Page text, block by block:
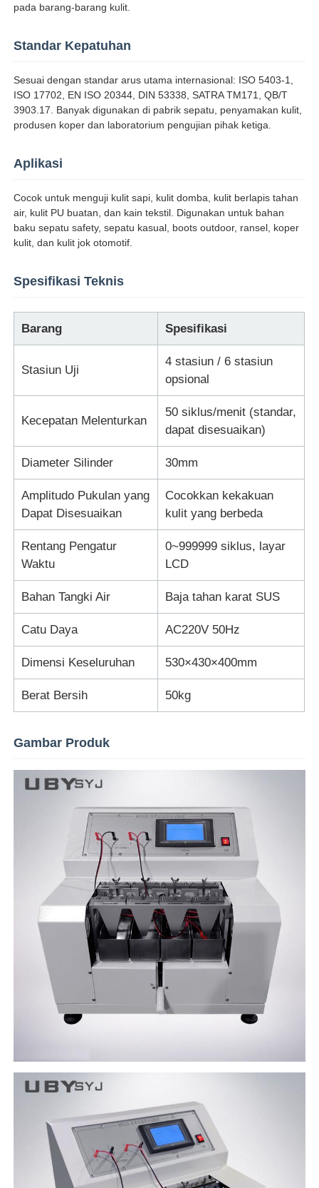
Wisata pabrik
Kontrol kualitas
Hubungi kami
Peralatan Pengujian Lab
Mesin pengujian universal
peralatan pengujian karet
Peralatan Pengujian Alas Kaki
Peralatan pengujian bahan bangunan
Peralatan pengujian kemasan
Peralatan pengujian perekat
pada barang-barang kulit.
Standar Kepatuhan
Sesuai dengan standar arus utama internasional: ISO 5403-1,
ISO 17702, EN ISO 20344, DIN 53338, SATRA TM171, QB/T
3903.17. Banyak digunakan di pabrik sepatu, penyamakan kulit,
produsen koper dan laboratorium pengujian pihak ketiga.
Aplikasi
Cocok untuk menguji kulit sapi, kulit domba, kulit berlapis tahan
air, kulit PU buatan, dan kain tekstil. Digunakan untuk bahan
baku sepatu safety, sepatu kasual, boots outdoor, ransel, koper
kulit, dan kulit jok otomotif.
Spesifikasi Teknis
Barang Spesifikasi
Stasiun Uji
4 stasiun / 6 stasiun
opsional
Kecepatan Melenturkan
50 siklus/menit (standar,
dapat disesuaikan)
Diameter Silinder 30mm
Amplitudo Pukulan yang
Dapat Disesuaikan
Cocokkan kekakuan
kulit yang berbeda
Rentang Pengatur
Waktu
0~999999 siklus, layar
LCD
Bahan Tangki Air Baja tahan karat SUS
Catu Daya AC220V 50Hz
Dimensi Keseluruhan 530×430×400mm
Berat Bersih 50kg
Gambar Produk